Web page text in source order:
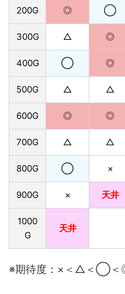
200G ◎ ◯
300G △ ◎
400G ◯ ◎
500G △ △
600G ◎ ◎
700G △ △
800G ◯ ×
900G × 天井
1000
G
天井
※期待度：×＜△＜◯